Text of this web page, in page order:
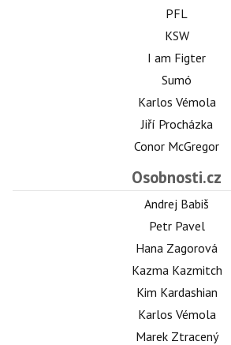
PFL
KSW
I am Figter
Sumó
Karlos Vémola
Jiří Procházka
Conor McGregor
Osobnosti.cz
Andrej Babiš
Petr Pavel
Hana Zagorová
Kazma Kazmitch
Kim Kardashian
Karlos Vémola
Marek Ztracený